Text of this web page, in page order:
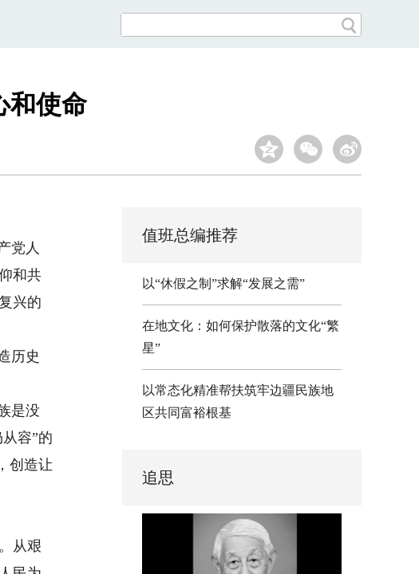
和使命
党人
和共
兴的
历史
是没
容”的
创造让
从艰
值班总编推荐
以“休假之制”求解“发展之需”
在地文化：如何保护散落的文化“繁
星”
以常态化精准帮扶筑牢边疆民族地
区共同富裕根基
追思